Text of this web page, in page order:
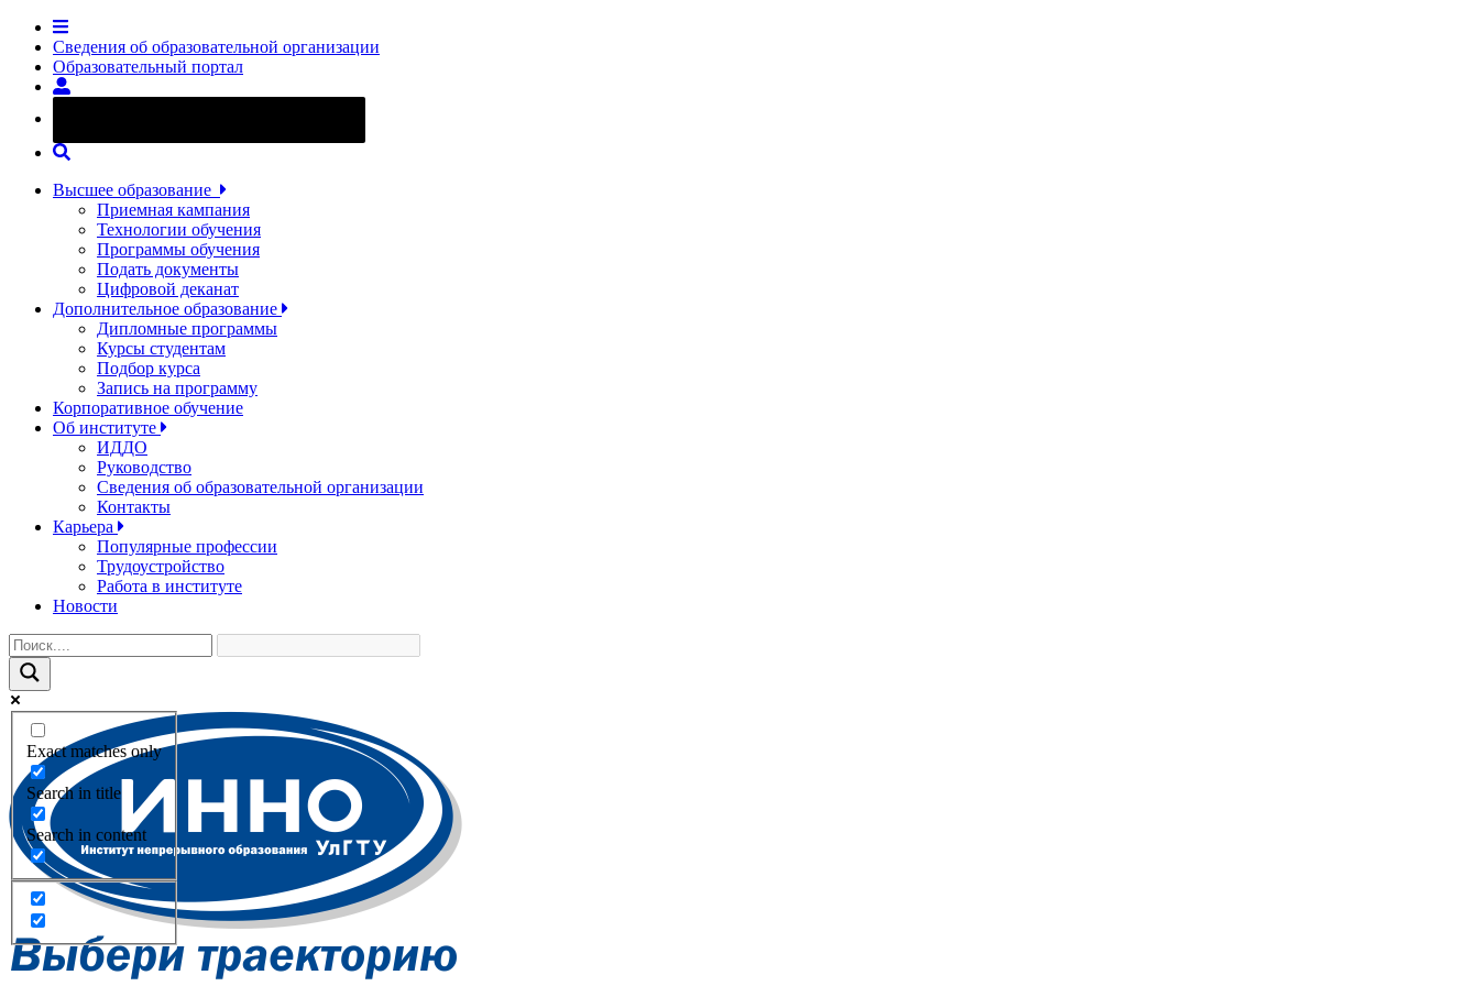
Сведения об образовательной организации
Образовательный портал
Высшее образование
Приемная кампания
Технологии обучения
Программы обучения
Подать документы
Цифровой деканат
Дополнительное образование
Дипломные программы
Курсы студентам
Подбор курса
Запись на программу
Корпоративное обучение
Об институте
ИДДО
Руководство
Сведения об образовательной организации
Контакты
Карьера
Популярные профессии
Трудоустройство
Работа в институте
Новости
Exact matches only
Search in title
Search in content